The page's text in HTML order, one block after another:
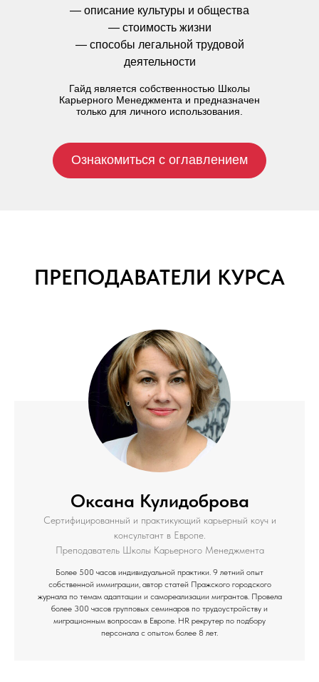
— описание культуры и общества
— стоимость жизни
— способы легальной трудовой
деятельности
Гайд является собственностью Школы
Карьерного Менеджмента и предназначен
только для личного использования.
Ознакомиться с оглавлением
ПРЕПОДАВАТЕЛИ КУРСА
Оксана Кулидоброва
Сертифицированный и практикующий карьерный коуч и
консультант в Европе.
Преподаватель Школы Карьерного Менеджмента
Более 500 часов индивидуальной практики. 9 летний опыт
собственной иммиграции, автор статей Пражского городского
журнала по темам адаптации и самореализации мигрантов. Провела
более 300 часов групповых семинаров по трудоустройству и
миграционным вопросам в Европе. HR рекрутер по подбору
персонала с опытом более 8 лет.